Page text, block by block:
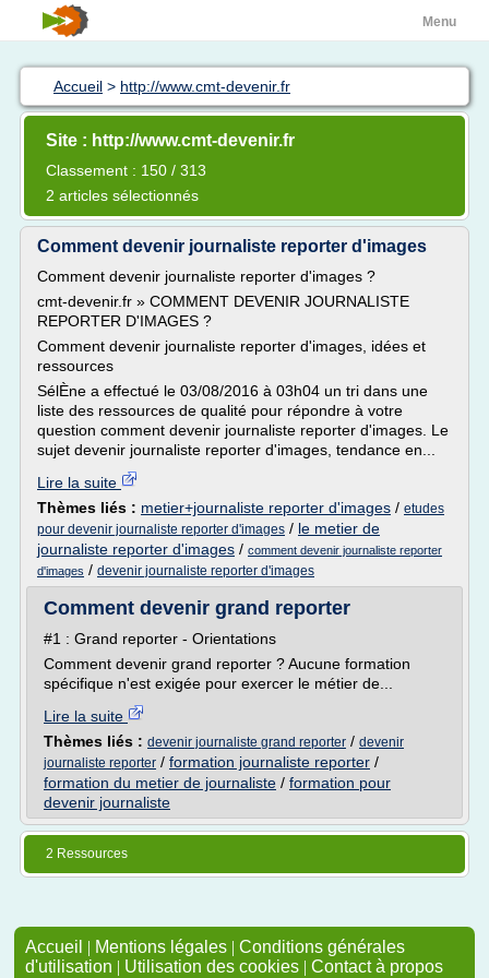
Menu
Accueil > http://www.cmt-devenir.fr
Site : http://www.cmt-devenir.fr
Classement : 150 / 313
2 articles sélectionnés
Comment devenir journaliste reporter d'images
Comment devenir journaliste reporter d'images ?
cmt-devenir.fr » COMMENT DEVENIR JOURNALISTE
REPORTER D'IMAGES ?
Comment devenir journaliste reporter d'images, idées et
ressources
SélÈne a effectué le 03/08/2016 à 03h04 un tri dans une
liste des ressources de qualité pour répondre à votre
question comment devenir journaliste reporter d'images. Le
sujet devenir journaliste reporter d'images, tendance en...
Lire la suite
Thèmes liés : metier+journaliste reporter d'images / etudes
pour devenir journaliste reporter d'images / le metier de
journaliste reporter d'images / comment devenir journaliste reporter
d'images / devenir journaliste reporter d'images
Comment devenir grand reporter
#1 : Grand reporter - Orientations
Comment devenir grand reporter ? Aucune formation
spécifique n'est exigée pour exercer le métier de...
Lire la suite
Thèmes liés : devenir journaliste grand reporter / devenir
journaliste reporter / formation journaliste reporter /
formation du metier de journaliste / formation pour
devenir journaliste
2 Ressources
Accueil | Mentions légales | Conditions générales
d'utilisation | Utilisation des cookies | Contact à propos